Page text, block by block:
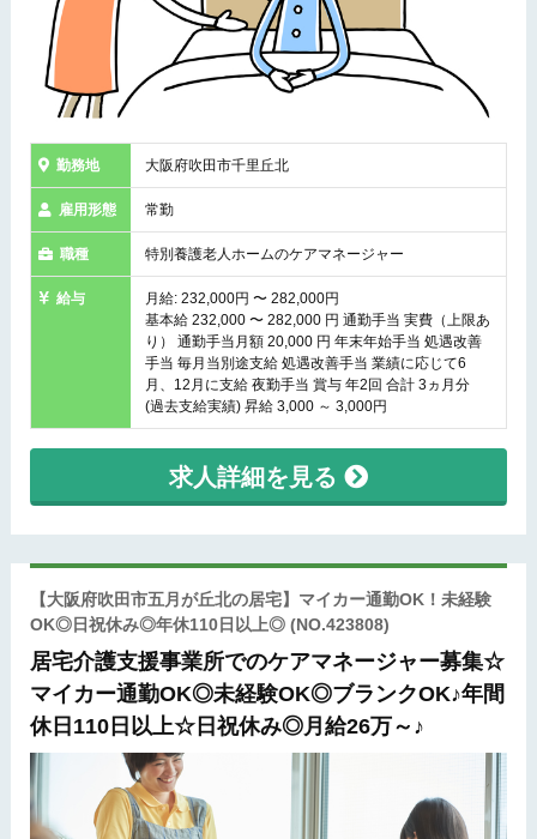
勤務地 大阪府吹田市千里丘北
雇用形態 常勤
職種 特別養護老人ホームのケアマネージャー
給与
月給: 232,000円 〜 282,000円
基本給 232,000 〜 282,000 円 通勤手当 実費（上限あ
り） 通勤手当月額 20,000 円 年末年始手当 処遇改善
手当 毎月当別途支給 処遇改善手当 業績に応じて6
月、12月に支給 夜勤手当 賞与 年2回 合計 3ヵ月分
(過去支給実績) 昇給 3,000 ～ 3,000円
求人詳細を見る
【大阪府吹田市五月が丘北の居宅】マイカー通勤OK！未経験
OK◎日祝休み◎年休110日以上◎ (NO.423808)
居宅介護支援事業所でのケアマネージャー募集☆
マイカー通勤OK◎未経験OK◎ブランクOK♪年間
休日110日以上☆日祝休み◎月給26万～♪